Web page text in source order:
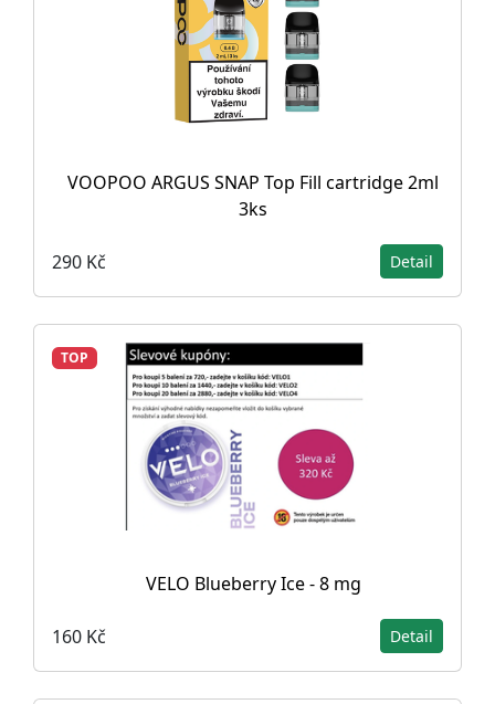
VOOPOO ARGUS SNAP Top Fill cartridge 2ml
3ks
290 Kč Detail
TOP
VELO Blueberry Ice - 8 mg
160 Kč Detail